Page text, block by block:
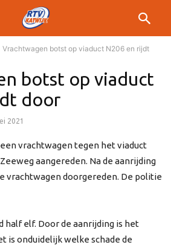
Vrachtwagen botst op viaduct N206 en rijdt
botst op viaduct
door
2021
vrachtwagen tegen het viaduct
aangereden. Na de aanrijding
vrachtwagen doorgereden. De politie
half elf. Door de aanrijding is het
is onduidelijk welke schade de